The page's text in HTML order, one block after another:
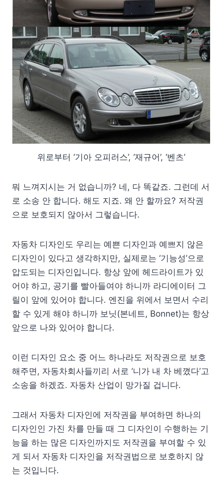
위로부터 ‘기아 오피러스’, ‘재규어’, ‘벤츠’
뭐 느껴지시는 거 없습니까? 네, 다 똑같죠. 그런데 서
로 소송 안 합니다. 해도 지죠. 왜 안 할까요? 저작권
으로 보호되지 않아서 그렇습니다.
자동차 디자인도 우리는 예쁜 디자인과 예쁘지 않은
디자인이 있다고 생각하지만, 실제로는 ‘기능성’으로
압도되는 디자인입니다. 항상 앞에 헤드라이트가 있
어야 하고, 공기를 빨아들여야 하니까 라디에이터 그
릴이 앞에 있어야 합니다. 엔진을 위에서 보면서 수리
할 수 있게 해야 하니까 보닛(본네트, Bonnet)는 항상
앞으로 나와 있어야 합니다.
이런 디자인 요소 중 어느 하나라도 저작권으로 보호
해주면, 자동차회사들끼리 서로 ‘니가 내 차 베꼈다’고
소송을 하겠죠. 자동차 산업이 망가질 겁니다.
그래서 자동차 디자인에 저작권을 부여하면 하나의
디자인인 가진 차를 만들 때 그 디자인이 수행하는 기
능을 하는 많은 디자인까지도 저작권을 부여할 수 있
게 되서 자동차 디자인을 저작권법으로 보호하지 않
는 것입니다.